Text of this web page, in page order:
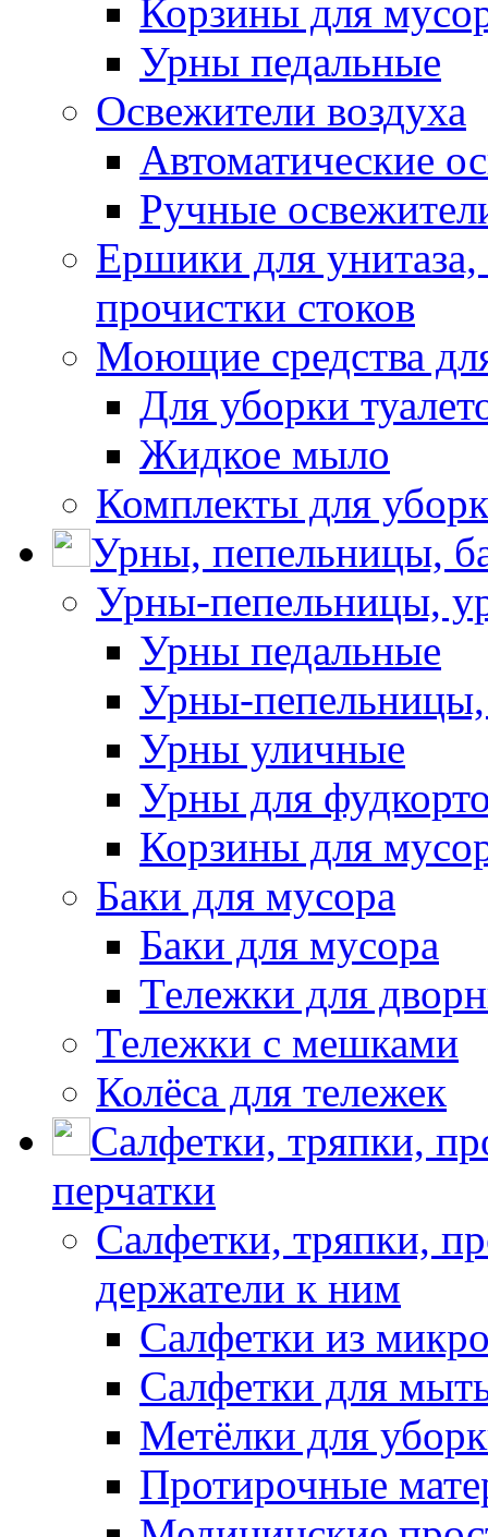
Корзины для
Урны педальные
Освежители воздуха
Автоматические
Ручные
Ершики для
прочистки стоков
Моющие средства
Для уборки
Жидкое мыло
Комплекты для
Урны, пепельницы,
Урны-пепельницы,
Урны педальные
Урны-
Урны уличные
Урны для
Корзины для
Баки для мусора
Баки для мусора
Тележки для
Тележки с мешками
Колёса для тележек
Салфетки, тряпки,
перчатки
Салфетки, тряпки,
держатели к ним
Салфетки из
Салфетки для
Метёлки для
Протирочные